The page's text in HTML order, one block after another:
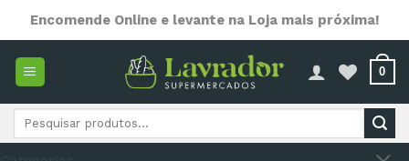
content
Encomende Online e levante na Loja mais próxima!
0
Pesquisar